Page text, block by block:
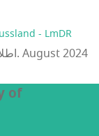
- LmDR
اطلاعات این رویداد به روز شد: 5. August 2024
of